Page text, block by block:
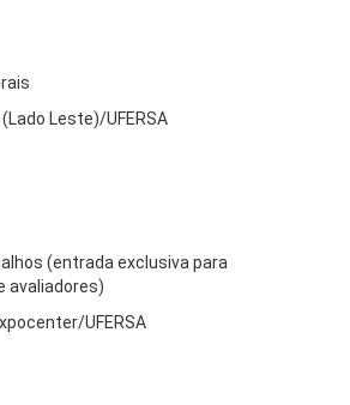
Leste)/UFERSA
(entrada exclusiva para
avaliadores)
UFERSA